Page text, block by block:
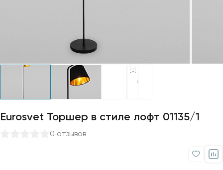
Eurosvet Торшер в стиле лофт 01135/1
0 отзывов